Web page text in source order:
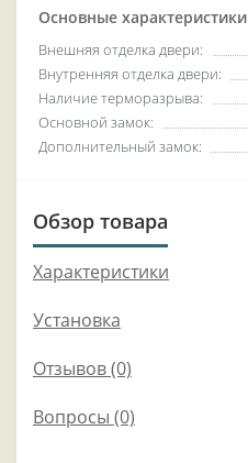
Основные характеристики
Внешняя отделка двери:
Внутренняя отделка двери:
Наличие терморазрыва:
Основной замок:
Дополнительный замок:
Обзор товара
Характеристики
Установка
Отзывов (0)
Вопросы (0)